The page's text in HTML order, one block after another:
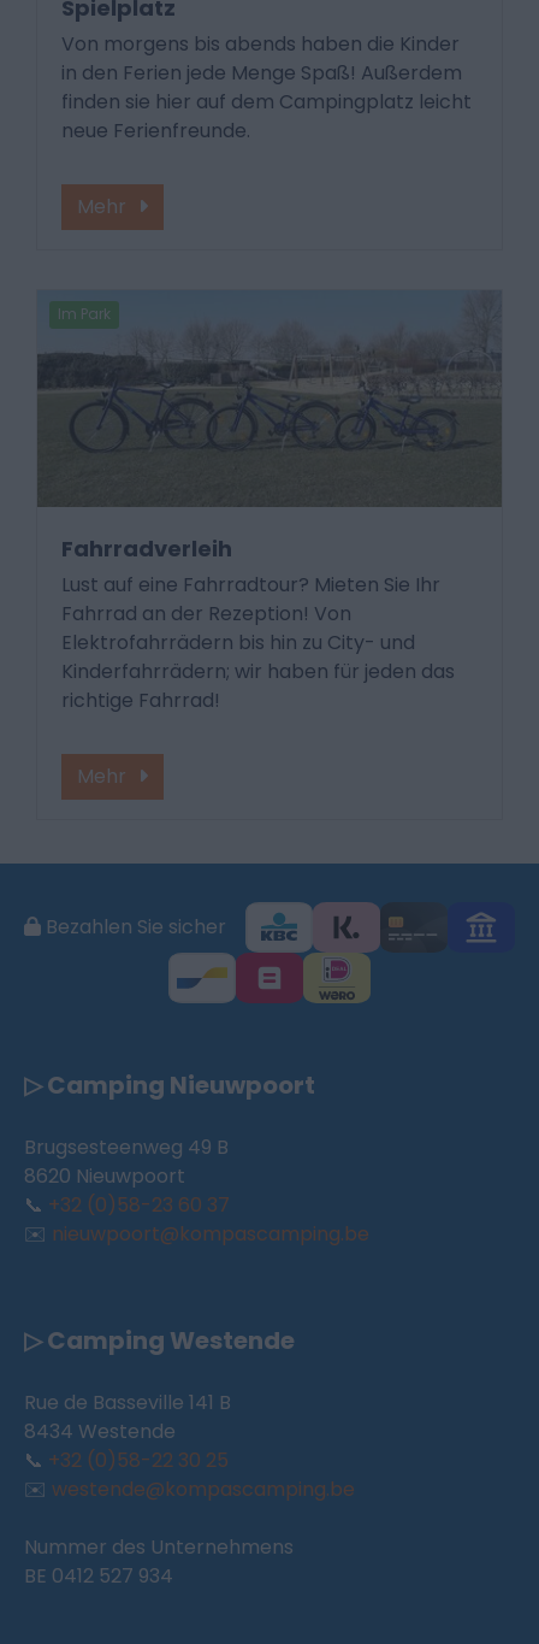
Spielplatz
Von morgens bis abends haben die Kinder
in den Ferien jede Menge Spaß! Außerdem
finden sie hier auf dem Campingplatz leicht
neue Ferienfreunde.
Mehr
Im Park
Fahrradverleih
Lust auf eine Fahrradtour? Mieten Sie Ihr
Fahrrad an der Rezeption! Von
Elektrofahrrädern bis hin zu City- und
Kinderfahrrädern; wir haben für jeden das
richtige Fahrrad!
Mehr
Bezahlen Sie sicher
▷ Camping Nieuwpoort
Brugsesteenweg 49 B
8620 Nieuwpoort
📞 +32 (0)58-23 60 37
✉️ nieuwpoort@kompascamping.be
▷ Camping Westende
Rue de Basseville 141 B
8434 Westende
📞 +32 (0)58-22 30 25
✉️ westende@kompascamping.be
Nummer des Unternehmens
BE 0412 527 934